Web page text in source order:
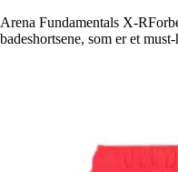
Arena Fundamentals X-
badeshortsene, som er et